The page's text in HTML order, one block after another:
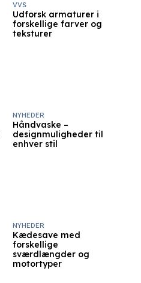
Udforsk armaturer i
forskellige farver og
teksturer
VVS
Håndvaske –
designmuligheder til
enhver stil
NYHEDER
Kædesave med
forskellige
sværdlængder og
motortyper
NYHEDER